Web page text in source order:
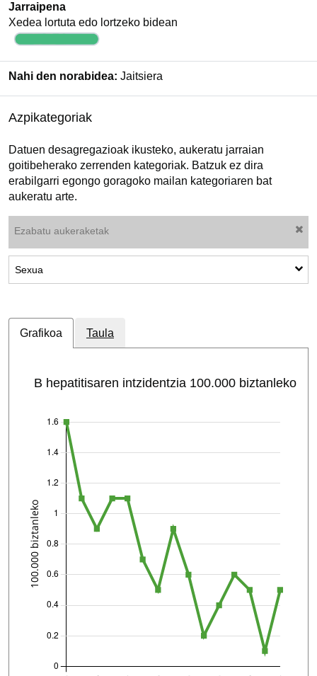
Jarraipena
Xedea lortuta edo lortzeko bidean
Nahi den norabidea: Jaitsiera
Azpikategoriak
Datuen desagregazioak ikusteko, aukeratu jarraian
goitibeherako zerrenden kategoriak. Batzuk ez dira
erabilgarri egongo goragoko mailan kategoriaren bat
aukeratu arte.
Ezabatu aukeraketak
Sexua
Grafikoa Taula
B hepatitisaren intzidentzia 100.000 biztanleko